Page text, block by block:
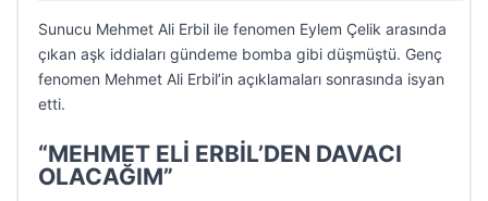
Sunucu Mehmet Ali Erbil ile fenomen Eylem Çelik arasında
çıkan aşk iddiaları gündeme bomba gibi düşmüştü. Genç
fenomen Mehmet Ali Erbil’in açıklamaları sonrasında isyan
etti.
“MEHMET ELİ ERBİL’DEN DAVACI
OLACAĞIM”